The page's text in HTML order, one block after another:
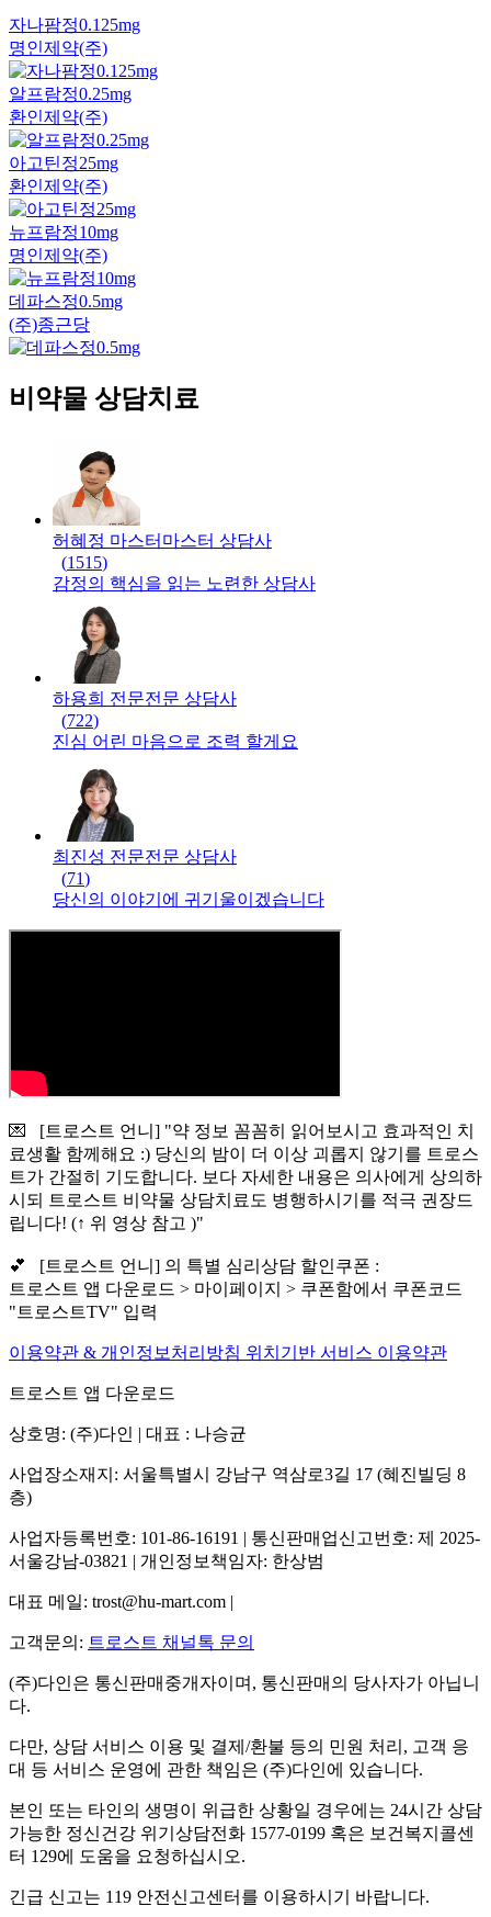
자나팜정0.125mg
명인제약(주)
알프람정0.25mg
환인제약(주)
아고틴정25mg
환인제약(주)
뉴프람정10mg
명인제약(주)
데파스정0.5mg
(주)종근당
비약물 상담치료
허혜정 마스터 마스터 상담사
(1515)
감정의 핵심을 읽는 노련한 상담사
하용희 전문전문 상담사
(722)
진심 어린 마음으로 조력 할게요
최진성 전문전문 상담사
(71)
당신의 이야기에 귀기울이겠습니다
💌 [트로스트 언니] "약 정보 꼼꼼히 읽어보시고 효과적인 치
료생활 함께해요 :) 당신의 밤이 더 이상 괴롭지 않기를 트로스
트가 간절히 기도합니다. 보다 자세한 내용은 의사에게 상의하
시되 트로스트 비약물 상담치료도 병행하시기를 적극 권장드
립니다! (↑ 위 영상 참고 )"
💕 [트로스트 언니] 의 특별 심리상담 할인쿠폰 :
트로스트 앱 다운로드 > 마이페이지 > 쿠폰함에서 쿠폰코드
"트로스트TV" 입력
이용약관 & 개인정보처리방침 위치기반 서비스 이용약관
트로스트 앱 다운로드
상호명: (주)다인 | 대표 : 나승균
사업장소재지: 서울특별시 강남구 역삼로3길 17 (혜진빌딩 8
층)
사업자등록번호: 101-86-16191 | 통신판매업신고번호: 제 2025-
서울강남-03821 | 개인정보책임자: 한상범
대표 메일: trost@hu-mart.com |
고객문의: 트로스트 채널톡 문의
(주)다인은 통신판매중개자이며, 통신판매의 당사자가 아닙니
다.
다만, 상담 서비스 이용 및 결제/환불 등의 민원 처리, 고객 응
대 등 서비스 운영에 관한 책임은 (주)다인에 있습니다.
본인 또는 타인의 생명이 위급한 상황일 경우에는 24시간 상담
가능한 정신건강 위기상담전화 1577-0199 혹은 보건복지콜센
터 129에 도움을 요청하십시오.
긴급 신고는 119 안전신고센터를 이용하시기 바랍니다.